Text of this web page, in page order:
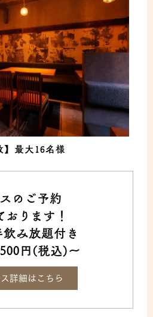
】最大16名様
のご予約
おります！
飲み放題付き
円(税込)～
詳細はこちら